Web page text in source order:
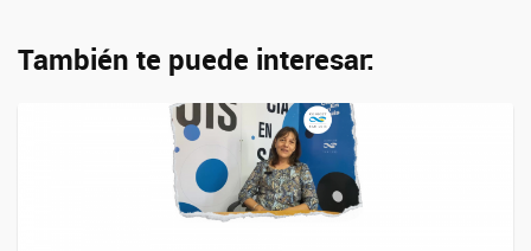
También te puede interesar: